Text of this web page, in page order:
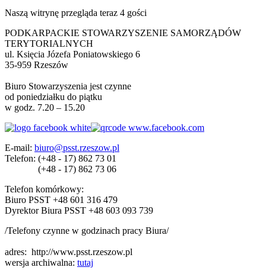
Naszą witrynę przegląda teraz 4 gości
PODKARPACKIE STOWARZYSZENIE SAMORZĄDÓW
TERYTORIALNYCH
ul. Księcia Józefa Poniatowskiego 6
35-959 Rzeszów
Biuro Stowarzyszenia jest czynne
od poniedziałku do piątku
w godz. 7.20 – 15.20
E-mail: biuro@psst.rzeszow.pl
Telefon: (+48 - 17) 862 73 01
(+48 - 17) 862 73 06
Telefon komórkowy:
Biuro PSST +48 601 316 479
Dyrektor Biura PSST +48 603 093 739
/Telefony czynne w godzinach pracy Biura/
adres: http://www.psst.rzeszow.pl
wersja archiwalna: tutaj